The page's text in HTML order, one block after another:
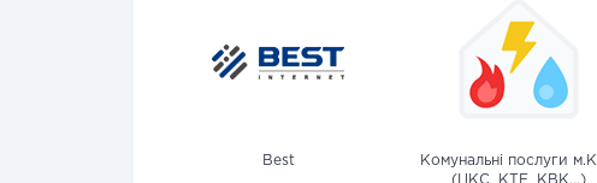
Best
Комунальні послуги
(ЦКС, КТЕ, КВК...)